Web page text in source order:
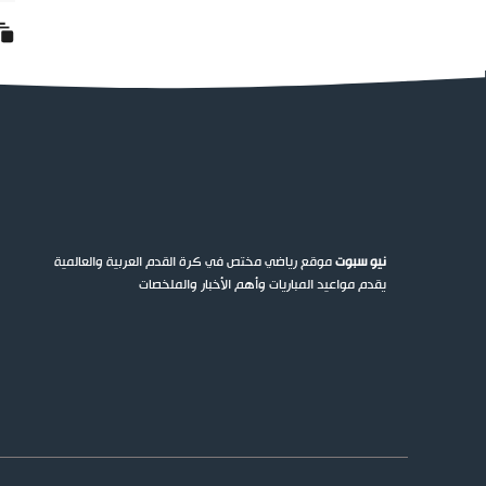
نيو سبوتموقع رياضي مختص في كرة القدم العربية والعالمية
يقدم مواعيد المباريات وأهم الأخبار والملخصات